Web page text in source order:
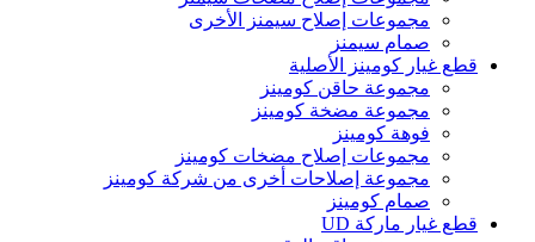
مجموعات إصلاح سيمنز الأخرى
صمام سيمنز
قطع غيار كومينز الأصلية
مجموعة حاقن كومينز
مجموعة مضخة كومينز
فوهة كومينز
مجموعات إصلاح مضخات كومينز
مجموعة إصلاحات أخرى من شركة كومينز
صمام كومينز
قطع غيار ماركة UD